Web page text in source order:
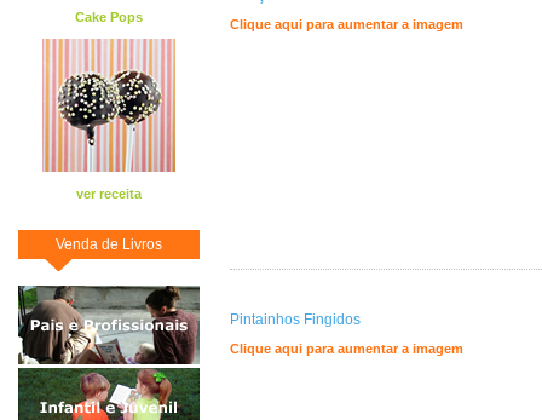
Cake Pops
ver receita
Venda de Livros
Clique aqui para aumentar a imagem
Pintainhos Fingidos
Clique aqui para aumentar a imagem